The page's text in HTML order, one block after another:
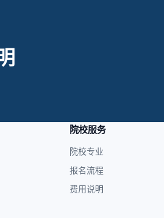
院校服务
院校专业
报名流程
费用说明